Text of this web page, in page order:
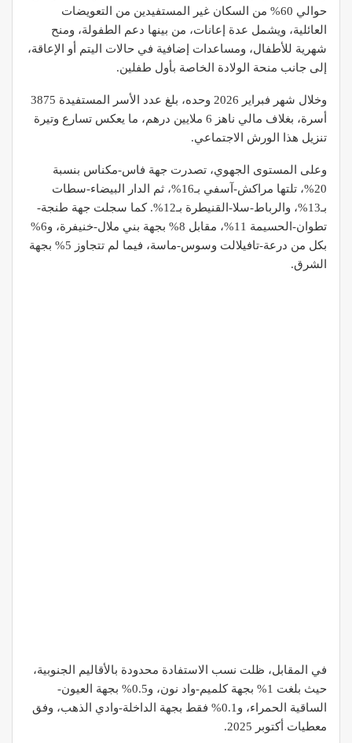
حوالي 60% من السكان غير المستفيدين من التعويضات
العائلية، ويشمل عدة إعانات، من بينها دعم الطفولة، ومنح
شهرية للأطفال، ومساعدات إضافية في حالات اليتم أو الإعاقة،
إلى جانب منحة الولادة الخاصة بأول طفلين.
وخلال شهر فبراير 2026 وحده، بلغ عدد الأسر المستفيدة 3875
أسرة، بغلاف مالي ناهز 6 ملايين درهم، ما يعكس تسارع وتيرة
تنزيل هذا الورش الاجتماعي.
وعلى المستوى الجهوي، تصدرت جهة فاس-مكناس بنسبة
20%، تلتها مراكش-آسفي بـ16%، ثم الدار البيضاء-سطات
بـ13%، والرباط-سلا-القنيطرة بـ12%. كما سجلت جهة طنجة-
تطوان-الحسيمة 11%، مقابل 8% بجهة بني ملال-خنيفرة، و6%
بكل من درعة-تافيلالت وسوس-ماسة، فيما لم تتجاوز 5% بجهة
الشرق.
في المقابل، ظلت نسب الاستفادة محدودة بالأقاليم الجنوبية،
حيث بلغت 1% بجهة كلميم-واد نون، و0.5% بجهة العيون-
الساقية الحمراء، و0.1% فقط بجهة الداخلة-وادي الذهب، وفق
معطيات أكتوبر 2025.